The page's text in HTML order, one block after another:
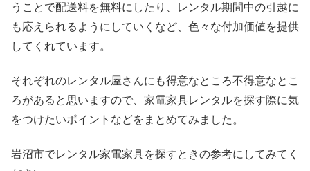
うことで配送料を無料にしたり、レンタル期間中の引越に
も応えられるようにしていくなど、色々な付加価値を提供
してくれています。
それぞれのレンタル屋さんにも得意なところ不得意なとこ
ろがあると思いますので、家電家具レンタルを探す際に気
をつけたいポイントなどをまとめてみました。
岩沼市でレンタル家電家具を探すときの参考にしてみてく